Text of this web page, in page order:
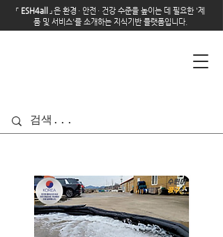
「 ESH4all 」은 환경 · 안전 · 건강 수준을 높이는 데 필요한 '제
품 및 서비스'를 소개하는 지식기반 플랫폼입니다.